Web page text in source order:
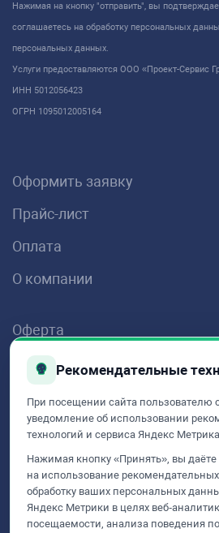
Нажимая на кнопку "отправить", вы
соглашаетесь на обработку персональных
персональных данных.
Услуги предоставляются ООО «Проект-Сервис
ИНН 5012056423
ОГРН 1095012005164
Оформить заявку
Прайс-лист
Оплата
О компании
Оферта
Пользовательское соглашение
Политика
Политика cookie
+7 (499) 929-99-99
Рекомендательные
При посещении сайта пользователю
уведомление об использовании
технологий и сервиса Яндекс
Нажимая кнопку «Принять», вы даёте
на использование
обработку ваших персональных
Яндекс Метрики в целях
посещаемости, анализа поведения